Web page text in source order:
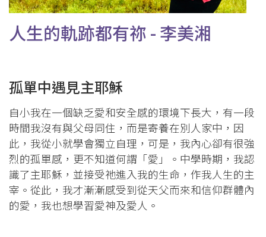
人生的軌跡都有祢 - 李美湘
孤單中遇見主耶穌
自小我在一個缺乏愛和安全感的環境下長大，有一段
時間我沒有與父母同住，而是寄養在別人家中，因
此，我從小就學會獨立自理，可是，我內心卻有很強
烈的孤單感，更不知道何謂「愛」。中學時期，我認
識了主耶穌，並接受祂進入我的生命，作我人生的主
宰。從此，我才漸漸感受到從天父而來和信仰群體內
的愛，我也想學習愛神及愛人。